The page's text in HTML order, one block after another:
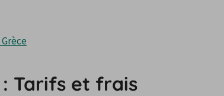
: Tarifs et frais